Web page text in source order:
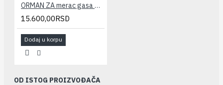
ORMAN ZA merac gasa G4-G6 prohromski
15.600,00RSD
Dodaj u korpu
OD ISTOG PROIZVOĐAČA